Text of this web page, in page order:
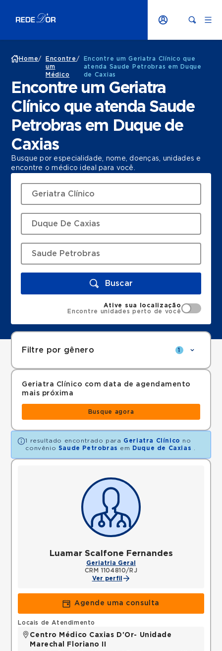
Home/
Encontre
um
Médico
/
Encontre um Geriatra Clínico que
atenda Saude Petrobras em Duque
de Caxias
Encontre um Geriatra
Clínico que atenda Saude
Petrobras em Duque de
Caxias
Busque por especialidade, nome, doenças, unidades e
encontre o médico ideal para você.
Buscar
Ative sua localização
Encontre unidades perto de você
Filtre por gênero 1
Geriatra Clínico com data de agendamento
mais próxima
Busque agora
1 resultado encontrado para Geriatra Clínico no
convênio Saude Petrobras em Duque de Caxias
Luamar Scalfone Fernandes
Geriatria Geral
CRM 1104810/RJ
Ver perfil
Agende uma consulta
Locais de Atendimento
Centro Médico Caxias D'Or- Unidade
Marechal Floriano II